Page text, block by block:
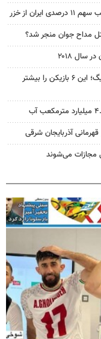
از خزر
مداح جوان منجر شد؟
۲۰۱۸
نسل جدید استقلالی‌ها برای فصل جدید لیگ؛ این ۶ بازیکن را بیشتر
آذربایجان شرقی
مجازات می‌شوند